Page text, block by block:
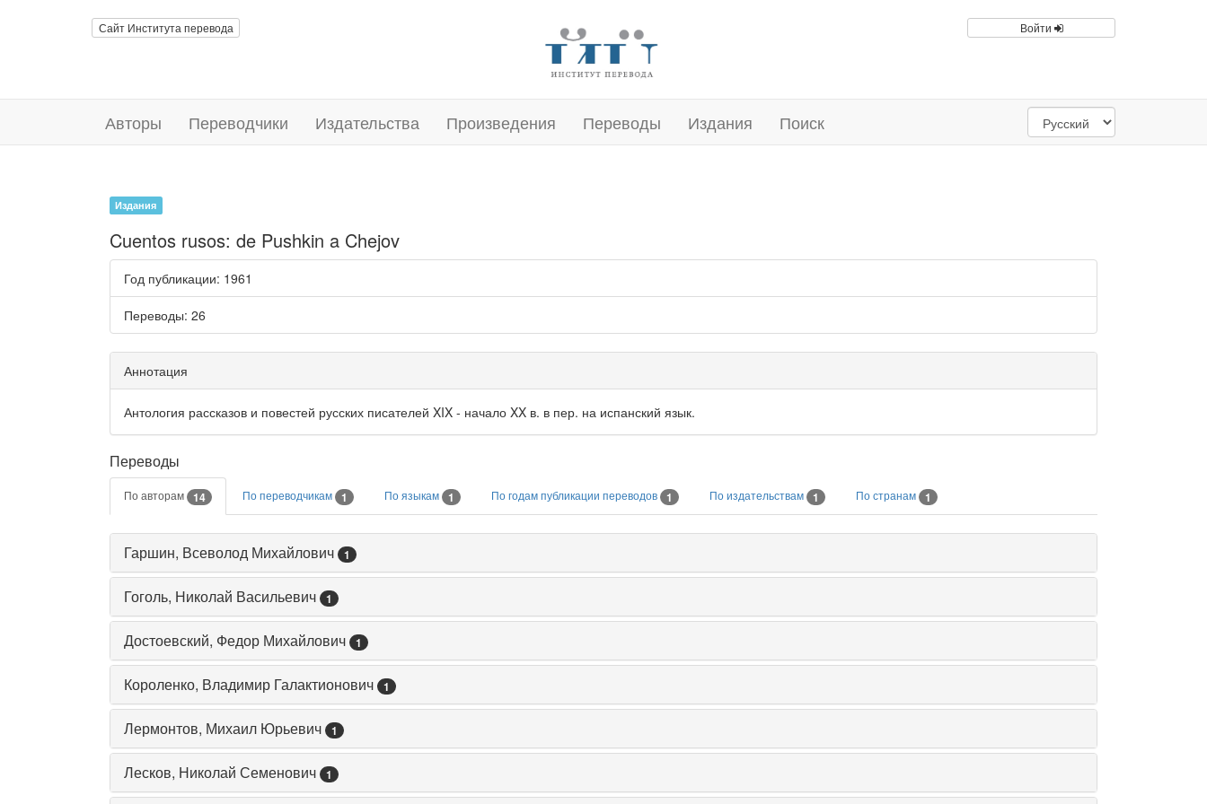
Сайт Института перевода Войти
Авторы Переводчики Издательства Произведения Переводы Издания Поиск
Издания
Cuentos rusos: de Pushkin a Chejov
Год публикации: 1961
Переводы: 26
Аннотация
Антология рассказов и повестей русских писателей XIX - начало XX в. в пер. на испанский язык.
Переводы
По авторам 14 По переводчикам 1 По языкам 1 По годам публикации переводов 1 По издательствам 1 По странам 1
Гаршин, Всеволод Михайлович 1
Гоголь, Николай Васильевич 1
Достоевский, Федор Михайлович 1
Короленко, Владимир Галактионович 1
Лермонтов, Михаил Юрьевич 1
Лесков, Николай Семенович 1